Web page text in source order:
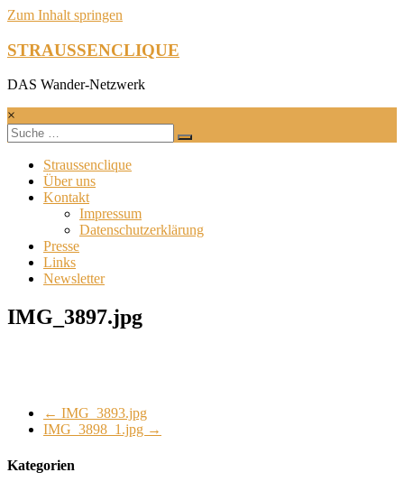
Zum Inhalt springen
STRAUSSENCLIQUE
DAS Wander-Netzwerk
×
Straussenclique
Über uns
Kontakt
Impressum
Datenschutzerklärung
Presse
Links
Newsletter
IMG_3897.jpg
← IMG_3893.jpg
IMG_3898_1.jpg →
Kategorien